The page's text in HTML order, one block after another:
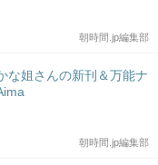
朝時間.jp編集部
な姐さんの新刊＆万能ナ
朝時間.jp編集部